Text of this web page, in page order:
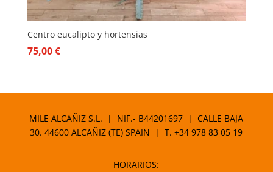
Centro eucalipto y hortensias
75,00€
MILE ALCAÑIZ S.L. | NIF.- B44201697 | CALLE BAJA
30. 44600 ALCAÑIZ (TE) SPAIN | T.+34 978 83 05 19
HORARIOS: